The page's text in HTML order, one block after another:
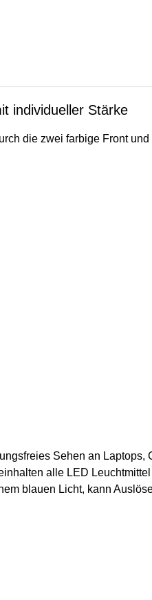
individueller Stärke
die zwei farbige Front
Sehen an Laptops,
alle LED
blauen Licht, kann